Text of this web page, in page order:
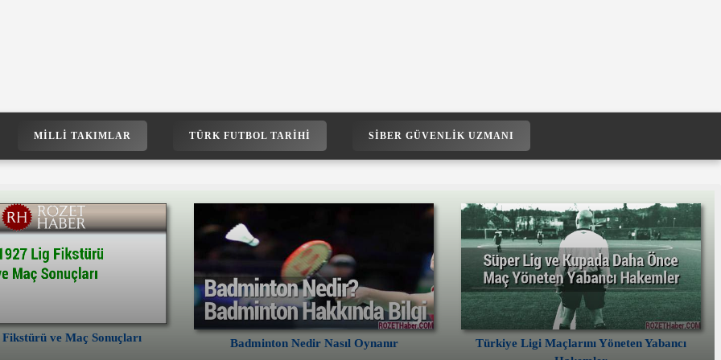
MILLI TAKIMLAR TÜRK FUTBOL TARIHI SIBER GÜVENLIK UZMANI
ve Maç Sonuçları Badminton Nedir Nasıl Oynanır
Türkiye Ligi Maçlarını Yöneten Yabancı